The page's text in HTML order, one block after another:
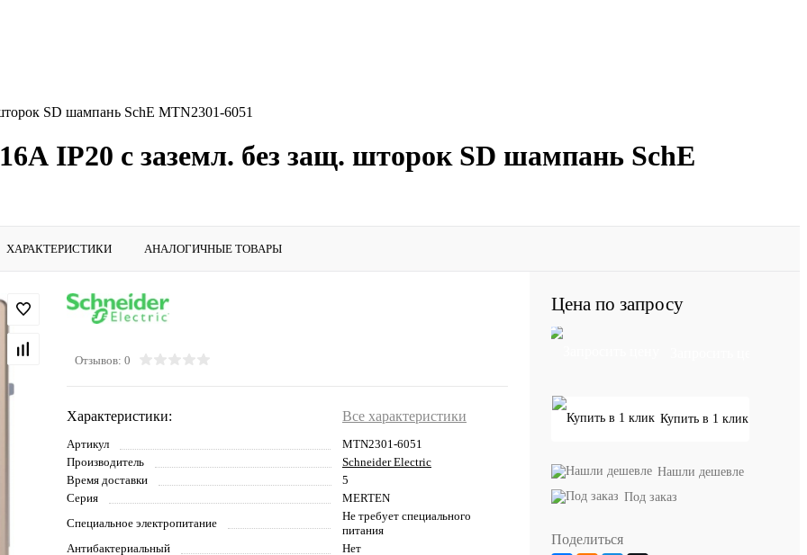
SD шампань SchE MTN2301-6051
IP20 с заземл. без защ. шторок SD шампань SchE
ХАРАКТЕРИСТИКИ АНАЛОГИЧНЫЕ ТОВАРЫ
Отзывов: 0
Характеристики: Все характеристики
Артикул
MTN2301-6051
Производитель
Schneider Electric
Время доставки
5
Серия
MERTEN
Cпециальное электропитание
Не требует специального
питания
Антибактериальный
Нет
Цена по запросу
Купить в 1 клик
Нашли дешевле
Под заказ
Поделиться